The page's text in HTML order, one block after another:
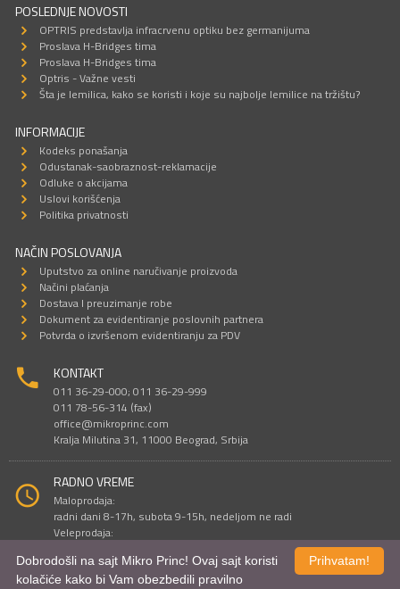
POSLEDNJE NOVOSTI
OPTRIS predstavlja infracrvenu optiku bez germanijuma
Proslava H-Bridges tima
Proslava H-Bridges tima
Optris - Važne vesti
Šta je lemilica, kako se koristi i koje su najbolje lemilice na tržištu?
INFORMACIJE
Kodeks ponašanja
Odustanak-saobraznost-reklamacije
Odluke o akcijama
Uslovi korišćenja
Politika privatnosti
NAČIN POSLOVANJA
Uputstvo za online naručivanje proizvoda
Načini plaćanja
Dostava I preuzimanje robe
Dokument za evidentiranje poslovnih partnera
Potvrda o izvršenom evidentiranju za PDV
KONTAKT
011 36-29-000; 011 36-29-999
011 78-56-314 (fax)
office@mikroprinc.com
Kralja Milutina 31, 11000 Beograd, Srbija
RADNO VREME
Maloprodaja:
radni dani 8-17h, subota 9-15h, nedeljom ne radi
Veleprodaja:
Prihvatam!
Dobrodošli na sajt Mikro Princ! Ovaj sajt koristi
kolačiće kako bi Vam obezbedili pravilno